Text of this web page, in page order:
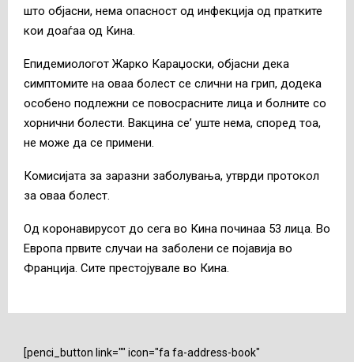
што објасни, нема опасност од инфекција од пратките
кои доаѓаа од Кина.
Епидемиологот Жарко Караџоски, објасни дека
симптомите на оваа болест се слични на грип, додека
особено подлежни се повосрасните лица и болните со
хорнични болести. Вакцина се’ уште нема, според тоа,
не може да се примени.
Комисијата за заразни заболувања, утврди протокол
за оваа болест.
Од коронавирусот до сега во Кина починаа 53 лица. Во
Европа првите случаи на заболени се појавија во
Франција. Сите престојувале во Кина.
[penci_button link="" icon="fa fa-address-book"